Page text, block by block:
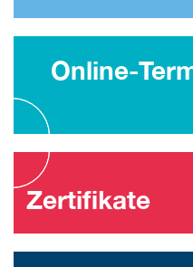
Online-
Zertifikate